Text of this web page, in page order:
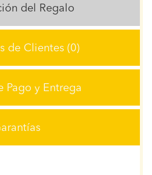
del Regalo
de Clientes (0)
Pago y Entrega